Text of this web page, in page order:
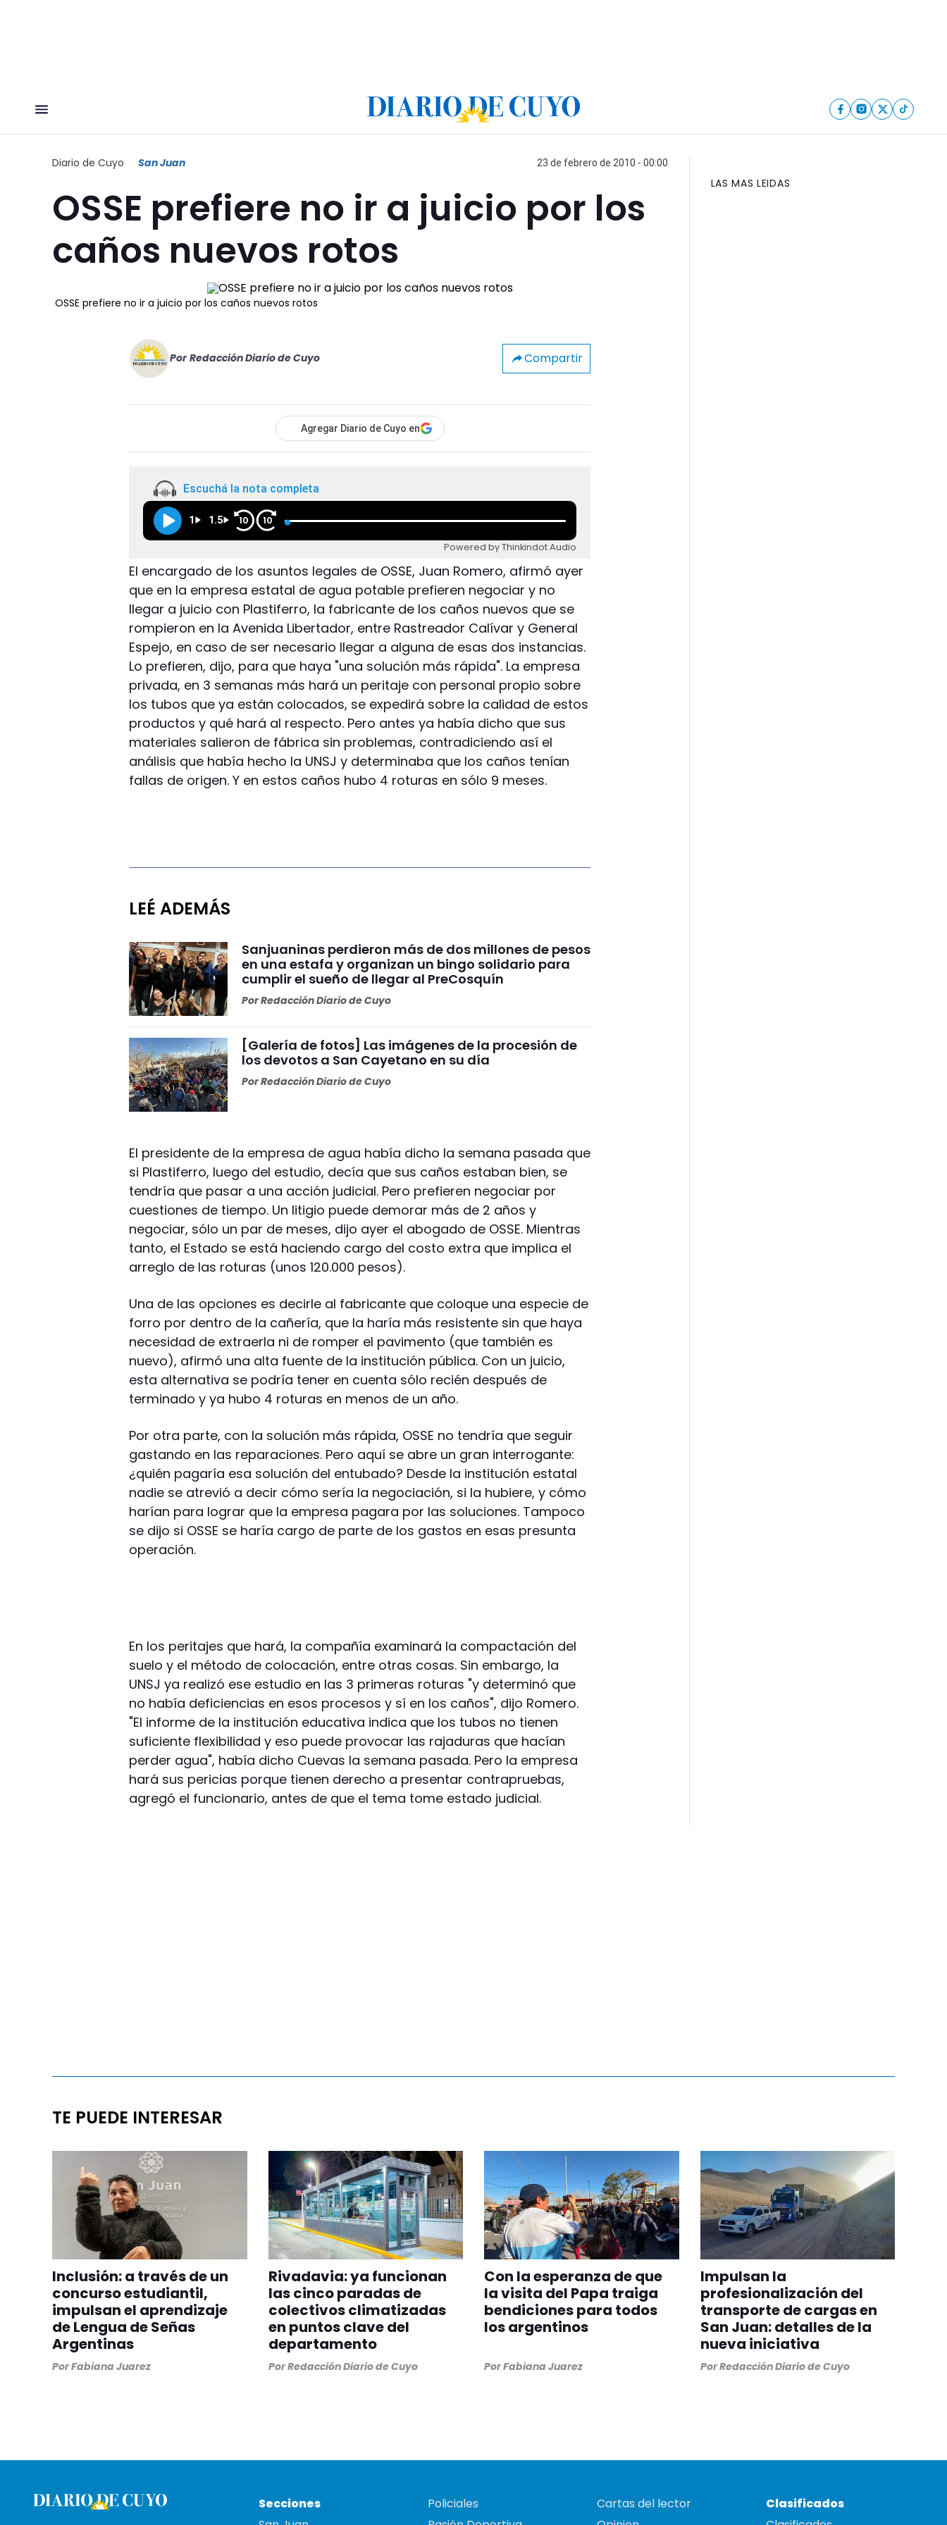
Diario de Cuyo San Juan 23 de febrero de 2010 - 00:00
OSSE prefiere no ir a juicio por los
caños nuevos rotos
OSSE prefiere no ir a juicio por los caños nuevos rotos
Por Redacción Diario de Cuyo Compartir
Agregar Diario de Cuyo en
Escuchá la nota completa
1 1.5 10 10
Powered by Thinkindot Audio
El encargado de los asuntos legales de OSSE, Juan Romero, afirmó ayer
que en la empresa estatal de agua potable prefieren negociar y no
llegar a juicio con Plastiferro, la fabricante de los caños nuevos que se
rompieron en la Avenida Libertador, entre Rastreador Calívar y General
Espejo, en caso de ser necesario llegar a alguna de esas dos instancias.
Lo prefieren, dijo, para que haya "una solución más rápida". La empresa
privada, en 3 semanas más hará un peritaje con personal propio sobre
los tubos que ya están colocados, se expedirá sobre la calidad de estos
productos y qué hará al respecto. Pero antes ya había dicho que sus
materiales salieron de fábrica sin problemas, contradiciendo así el
análisis que había hecho la UNSJ y determinaba que los caños tenían
fallas de origen. Y en estos caños hubo 4 roturas en sólo 9 meses.
LEÉ ADEMÁS
Sanjuaninas perdieron más de dos millones de pesos
en una estafa y organizan un bingo solidario para
cumplir el sueño de llegar al PreCosquín
PorRedacción Diario de Cuyo
[Galería de fotos] Las imágenes de la procesión de
los devotos a San Cayetano en su día
PorRedacción Diario de Cuyo
El presidente de la empresa de agua había dicho la semana pasada que
si Plastiferro, luego del estudio, decía que sus caños estaban bien, se
tendría que pasar a una acción judicial. Pero prefieren negociar por
cuestiones de tiempo. Un litigio puede demorar más de 2 años y
negociar, sólo un par de meses, dijo ayer el abogado de OSSE. Mientras
tanto, el Estado se está haciendo cargo del costo extra que implica el
arreglo de las roturas (unos 120.000 pesos).
Una de las opciones es decirle al fabricante que coloque una especie de
forro por dentro de la cañería, que la haría más resistente sin que haya
necesidad de extraerla ni de romper el pavimento (que también es
nuevo), afirmó una alta fuente de la institución pública. Con un juicio,
esta alternativa se podría tener en cuenta sólo recién después de
terminado y ya hubo 4 roturas en menos de un año.
Por otra parte, con la solución más rápida, OSSE no tendría que seguir
gastando en las reparaciones. Pero aquí se abre un gran interrogante:
¿quién pagaría esa solución del entubado? Desde la institución estatal
nadie se atrevió a decir cómo sería la negociación, si la hubiere, y cómo
harían para lograr que la empresa pagara por las soluciones. Tampoco
se dijo si OSSE se haría cargo de parte de los gastos en esas presunta
operación.
En los peritajes que hará, la compañía examinará la compactación del
suelo y el método de colocación, entre otras cosas. Sin embargo, la
UNSJ ya realizó ese estudio en las 3 primeras roturas "y determinó que
no había deficiencias en esos procesos y sí en los caños", dijo Romero.
"El informe de la institución educativa indica que los tubos no tienen
suficiente flexibilidad y eso puede provocar las rajaduras que hacían
perder agua", había dicho Cuevas la semana pasada. Pero la empresa
hará sus pericias porque tienen derecho a presentar contrapruebas,
agregó el funcionario, antes de que el tema tome estado judicial.
LAS MAS LEIDAS
TE PUEDE INTERESAR
Inclusión: a través de un
concurso estudiantil,
impulsan el aprendizaje
de Lengua de Señas
Argentinas
PorFabiana Juarez
Rivadavia: ya funcionan
las cinco paradas de
colectivos climatizadas
en puntos clave del
departamento
PorRedacción Diario de Cuyo
Con la esperanza de que
la visita del Papa traiga
bendiciones para todos
los argentinos
PorFabiana Juarez
Impulsan la
profesionalización del
transporte de cargas en
San Juan: detalles de la
nueva iniciativa
PorRedacción Diario de Cuyo
Secciones
Policiales
Cartas del lector
Clasificados